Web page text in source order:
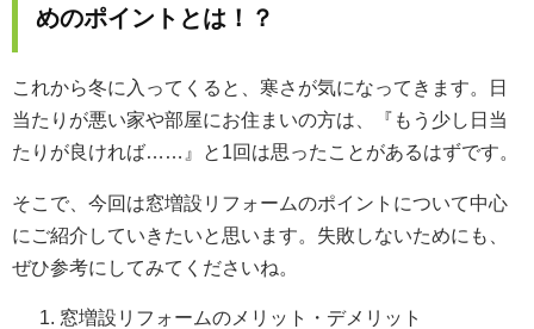
めのポイントとは！？
これから冬に入ってくると、寒さが気になってきます。日
当たりが悪い家や部屋にお住まいの方は、『もう少し日当
たりが良ければ……』と1回は思ったことがあるはずです。
そこで、今回は窓増設リフォームのポイントについて中心
にご紹介していきたいと思います。失敗しないためにも、
ぜひ参考にしてみてくださいね。
窓増設リフォームのメリット・デメリット